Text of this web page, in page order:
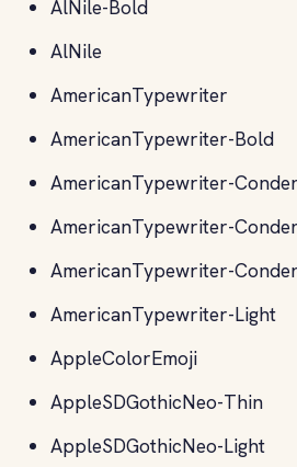
AlNile-Bold
AlNile
AmericanTypewriter
AmericanTypewriter-Bold
AmericanTypewriter-
AmericanTypewriter-
AmericanTypewriter-
AmericanTypewriter-Light
AppleColorEmoji
AppleSDGothicNeo-Thin
AppleSDGothicNeo-Light